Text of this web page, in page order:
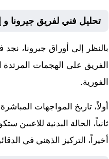
تحليل فني لفريق جيرونا
بالنظر إلى أوراق جيرونا، نجد
الفريق على الهجمات المرتدة
الفورية.
أولاً، تاريخ المواجهات
ثانياً، الحالة البدنية للاعبين
أخيراً، التركيز الذهني في